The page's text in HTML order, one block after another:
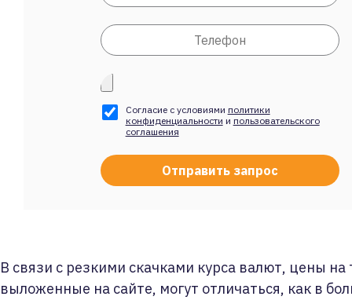
Согласие с условиями политики
конфиденциальности и пользовательского
соглашения
В связи с резкими скачками курса валют, цены на
выложенные на сайте, могут отличаться, как в